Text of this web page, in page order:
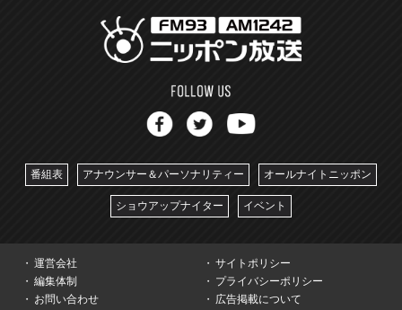
番組表 アナウンサー＆パーソナリティー オールナイトニッポン
ショウアップナイター イベント
運営会社
サイトポリシー
編集体制
プライバシーポリシー
お問い合わせ
広告掲載について